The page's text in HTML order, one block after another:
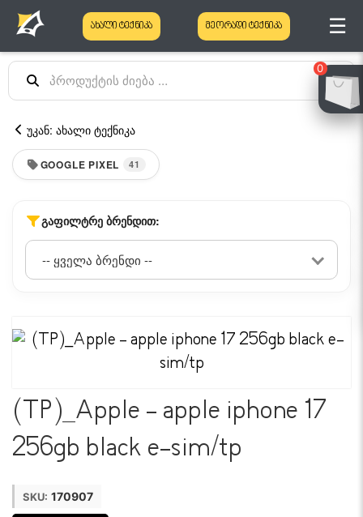
0
ახალი ტექნიკა მეორადი ტექნიკა ☰
უკან: ახალი ტექნიკა
GOOGLE PIXEL 41
ᲒᲐᲤᲘᲚᲢᲠᲔ ᲑᲠᲔᲜᲓᲘᲗ:
(TP)_Apple - apple iphone 17
256gb black e-sim/tp
SKU: 170907